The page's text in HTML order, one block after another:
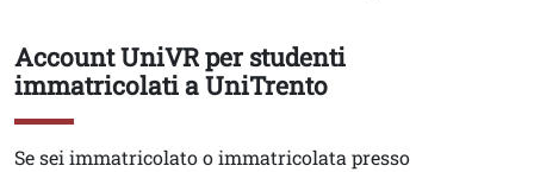
Titolo
Account UniVR per studenti
immatricolati a UniTrento
Testo
Se sei immatricolato o immatricolata presso